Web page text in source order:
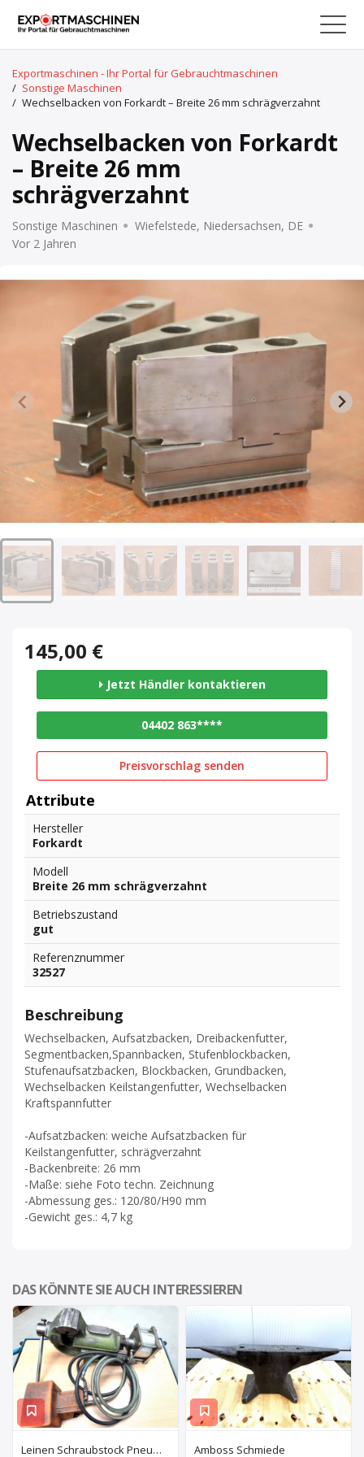
Exportmaschinen - Ihr Portal für Gebrauchtmaschinen
/ Sonstige Maschinen
/ Wechselbacken von Forkardt – Breite 26 mm schrägverzahnt
Wechselbacken von Forkardt
– Breite 26 mm
schrägverzahnt
Sonstige Maschinen
Wiefelstede, Niedersachsen, DE
Vor 2 Jahren
145,00 €
Jetzt Händler kontaktieren
04402 863****
Preisvorschlag senden
Attribute
Hersteller
Forkardt
Modell
Breite 26 mm schrägverzahnt
Betriebszustand
gut
Referenznummer
32527
Beschreibung
Wechselbacken, Aufsatzbacken, Dreibackenfutter,
Segmentbacken,Spannbacken, Stufenblockbacken,
Stufenaufsatzbacken, Blockbacken, Grundbacken,
Wechselbacken Keilstangenfutter, Wechselbacken
Kraftspannfutter
-Aufsatzbacken: weiche Aufsatzbacken für
Keilstangenfutter, schrägverzahnt
-Backenbreite: 26 mm
-Maße: siehe Foto techn. Zeichnung
-Abmessung ges.: 120/80/H90 mm
-Gewicht ges.: 4,7 kg
DAS KÖNNTE SIE AUCH INTERESSIEREN
Leinen Schraubstock Pneumatisch Amboss Schmiede